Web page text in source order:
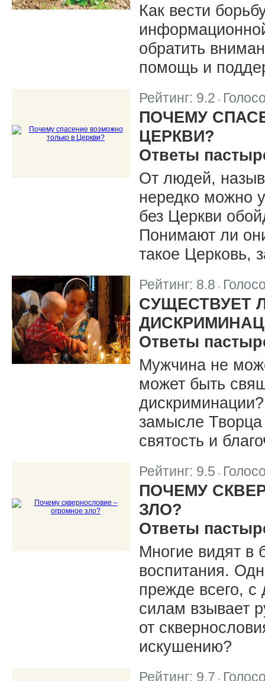
Как вести
обратить
помощь и
Рейтинг: 9.2 |
ПОЧЕМУ
ЦЕРКВИ?
Ответы
От людей,
нередко можно
без Церкви
Понимают ли
такое Церковь,
Рейтинг: 8.8 |
СУЩЕСТВУЕТ
Ответы
Мужчина не
может быть
замысле
святость и
Рейтинг: 9.5
ПОЧЕМУ
ЗЛО?
Ответы
Многие видят в
воспитания.
прежде всего, с
силам взывает
от
искушению?
Рейтинг: 9.7